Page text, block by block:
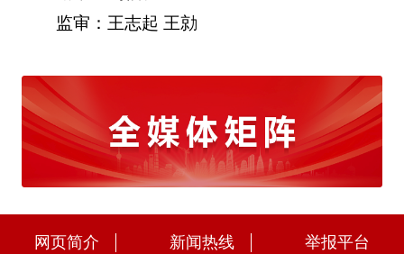
监审：王志起 王勍
网页简介 新闻热线 举报平台